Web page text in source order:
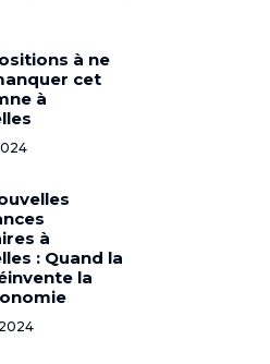
à ne
cet
à
à
: Quand la
la